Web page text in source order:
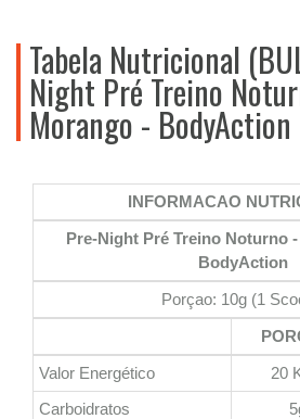
Tabela Nutricional
Night Pré Treino
Morango - BodyAction
INFORMACAO
Pre-Night Pré Treino Noturno
BodyAction
Porçao: 10g (1
Valor Energético
20
Carboidratos